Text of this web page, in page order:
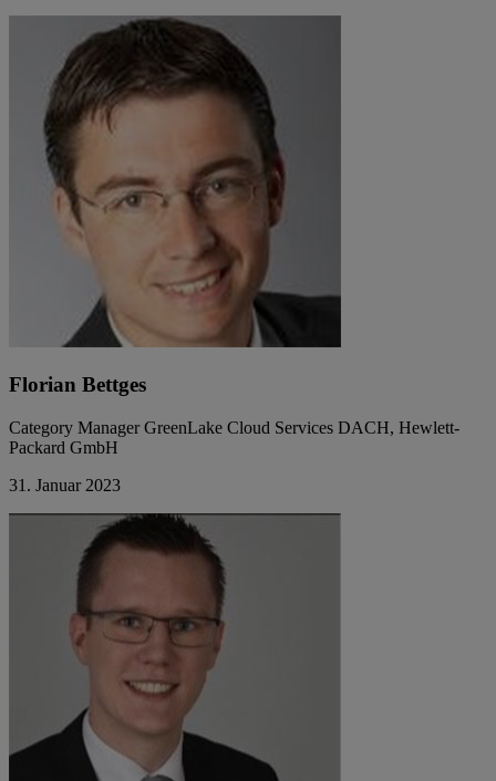
Florian Bettges
Category Manager GreenLake Cloud Services DACH, Hewlett-
Packard GmbH
31. Januar 2023